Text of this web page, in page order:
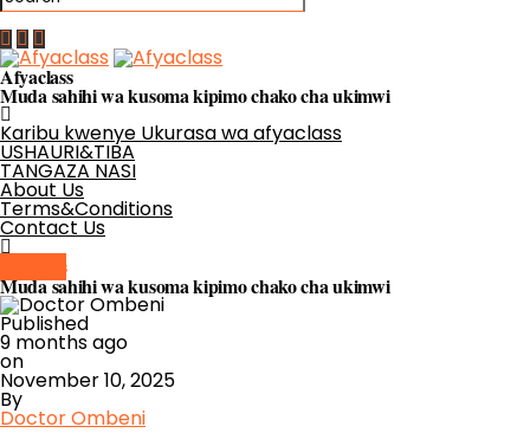
Afyaclass
Muda sahihi wa kusoma kipimo chako cha ukimwi
Karibu kwenye Ukurasa wa afyaclass
USHAURI&TIBA
TANGAZA NASI
About Us
Terms&Conditions
Contact Us
Others
Muda sahihi wa kusoma kipimo chako cha ukimwi
Published
9 months ago
on
November 10, 2025
By
Doctor Ombeni